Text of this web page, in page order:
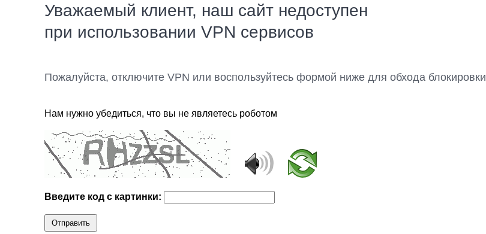
Уважаемый клиент, наш сайт недоступен
при использовании VPN сервисов
Пожалуйста, отключите VPN или воспользуйтесь формой ниже для обхода блокировки
Нам нужно убедиться, что вы не являетесь роботом
Введите код с картинки:
Отправить